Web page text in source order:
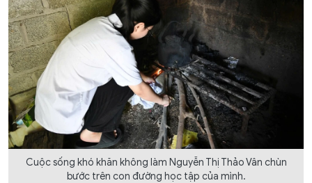
Cuộc sống khó khăn không làm Nguyễn Thị Thảo Vân chùn
bước trên con đường học tập của mình.